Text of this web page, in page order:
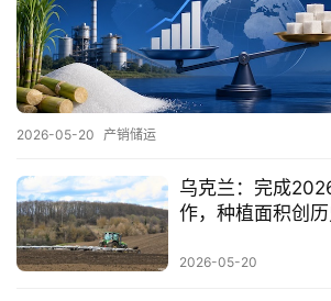
题
地
区
道
产
2026-05-20 产销储运
乌克兰：完成
作，种植面积创
2026-05-20